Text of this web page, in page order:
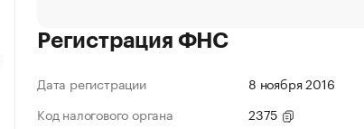
Регистрация ФНС
Дата регистрации
8 ноября 2016
Код налогового органа
2375